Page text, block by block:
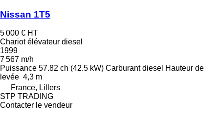
Nissan 1T5
5 000 € HT
Chariot élévateur diesel
1999
7 567 m/h
Puissance 57.82 ch (42.5 kW) Carburant diesel Hauteur de
levée 4,3 m
France, Lillers
STP TRADING
Contacter le vendeur